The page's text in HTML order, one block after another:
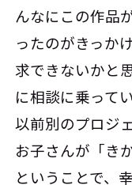
んなにこの作品
ったのがきっか
求できないかと
に相談に乗って
以前別のプロジ
お子さんが「き
ということで、